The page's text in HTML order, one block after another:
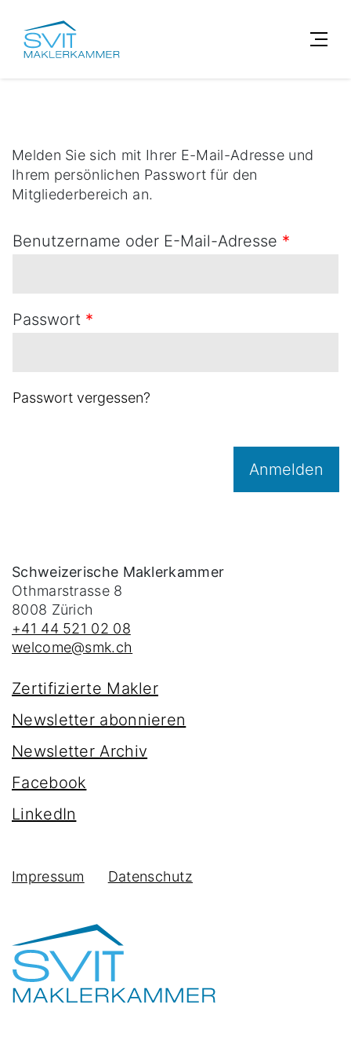
Melden Sie sich mit Ihrer E-Mail-Adresse und
Ihrem persönlichen Passwort für den
Mitgliederbereich an.
Benutzername oder E-Mail-Adresse *
Passwort *
Passwort vergessen?
Anmelden
Schweizerische Maklerkammer
Othmarstrasse 8
8008 Zürich
+41 44 521 02 08
welcome@smk.ch
Zertifizierte Makler
Newsletter abonnieren
Newsletter Archiv
Facebook
LinkedIn
Impressum Datenschutz